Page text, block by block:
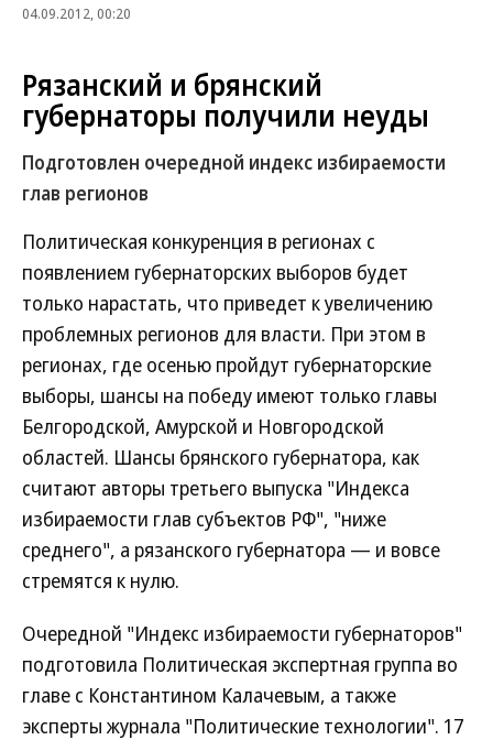
04.09.2012, 00:20
Рязанский и брянский
губернаторы получили неуды
Подготовлен очередной индекс избираемости
глав регионов
Политическая конкуренция в регионах с
появлением губернаторских выборов будет
только нарастать, что приведет к увеличению
проблемных регионов для власти. При этом в
регионах, где осенью пройдут губернаторские
выборы, шансы на победу имеют только главы
Белгородской, Амурской и Новгородской
областей. Шансы брянского губернатора, как
считают авторы третьего выпуска "Индекса
избираемости глав субъектов РФ", "ниже
среднего", а рязанского губернатора — и вовсе
стремятся к нулю.
Очередной "Индекс избираемости губернаторов"
подготовила Политическая экспертная группа во
главе с Константином Калачевым, а также
эксперты журнала "Политические технологии". 17